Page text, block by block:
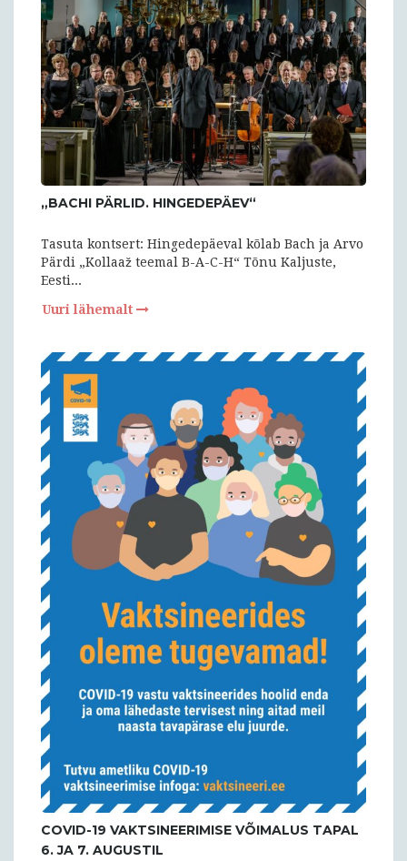
„BACHI PÄRLID. HINGEDEPÄEV“
Tasuta kontsert: Hingedepäeval kõlab Bach ja Arvo
Pärdi „Kollaaž teemal B-A-C-H“ Tõnu Kaljuste,
Eesti...
Uuri lähemalt
COVID-19 VAKTSINEERIMISE VÕIMALUS TAPAL
6. JA 7. AUGUSTIL